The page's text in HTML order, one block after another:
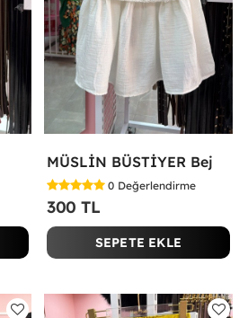
MÜSLİN BÜSTİYER Bej
0 Değerlendirme
300 TL
SEPETE EKLE